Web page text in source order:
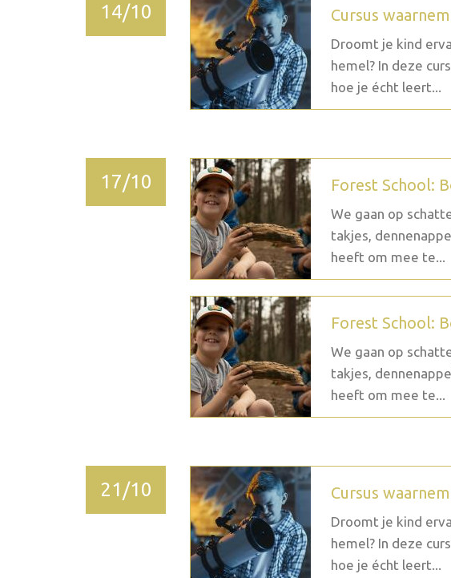
14/10 Cursus
Droomt je kind
hemel? In deze
hoe je écht leert...
17/10 Forest School:
We gaan op
takjes,
heeft om mee te...
Forest School:
We gaan op
takjes,
heeft om mee te...
21/10 Cursus
Droomt je kind
hemel? In deze
hoe je écht leert...